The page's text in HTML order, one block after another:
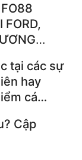
FORD,
tại các sự
hay
cá
Cập